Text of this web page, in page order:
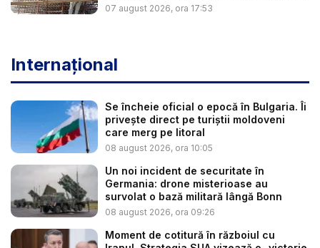
07 august 2026, ora 17:53
Internațional
Se încheie oficial o epocă în Bulgaria. Îi
privește direct pe turiștii moldoveni
care merg pe litoral
08 august 2026, ora 10:05
Un noi incident de securitate în
Germania: drone misterioase au
survolat o bază militară lângă Bonn
08 august 2026, ora 09:26
Moment de cotitură în războiul cu